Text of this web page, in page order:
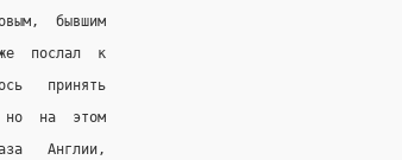
бывшим
послал  к
принять
но  на  этом
Англии,